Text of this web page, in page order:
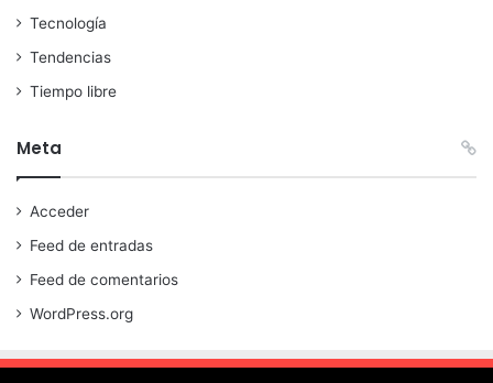
Tecnología
Tendencias
Tiempo libre
Meta
Acceder
Feed de entradas
Feed de comentarios
WordPress.org